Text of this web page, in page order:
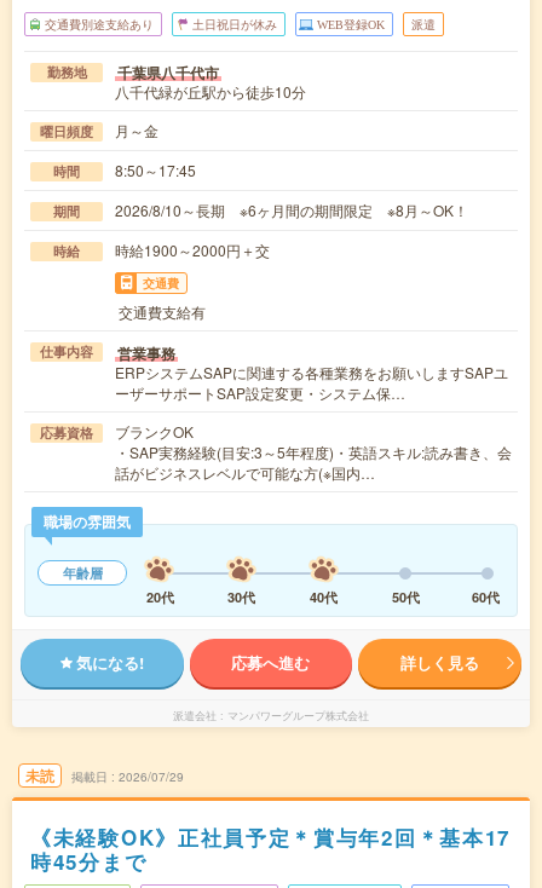
交通費別途支給あり 土日祝日が休み WEB登録OK 派遣
勤務地 千葉県八千代市
八千代緑が丘駅から徒歩10分
曜日頻度 月～金
時間 8:50～17:45
期間 2026/8/10～長期 ※6ヶ月間の期間限定 ※8月～OK！
時給 時給1900～2000円＋交
交通費
交通費支給有
仕事内容 営業事務
ERPシステムSAPに関連する各種業務をお願いしますSAPユ
ーザーサポートSAP設定変更・システム保…
応募資格
ブランクOK
・SAP実務経験(目安:3～5年程度)・英語スキル:読み書き、会
話がビジネスレベルで可能な方(※国内…
職場の雰囲気
年齢層
20代
30代 40代 50代 60代
気になる! 応募へ進む 詳しく見る
派遣会社 マンパワーグループ株式会社
未読 掲載日 2026/07/29
《未経験OK》正社員予定＊賞与年2回＊基本17
時45分まで